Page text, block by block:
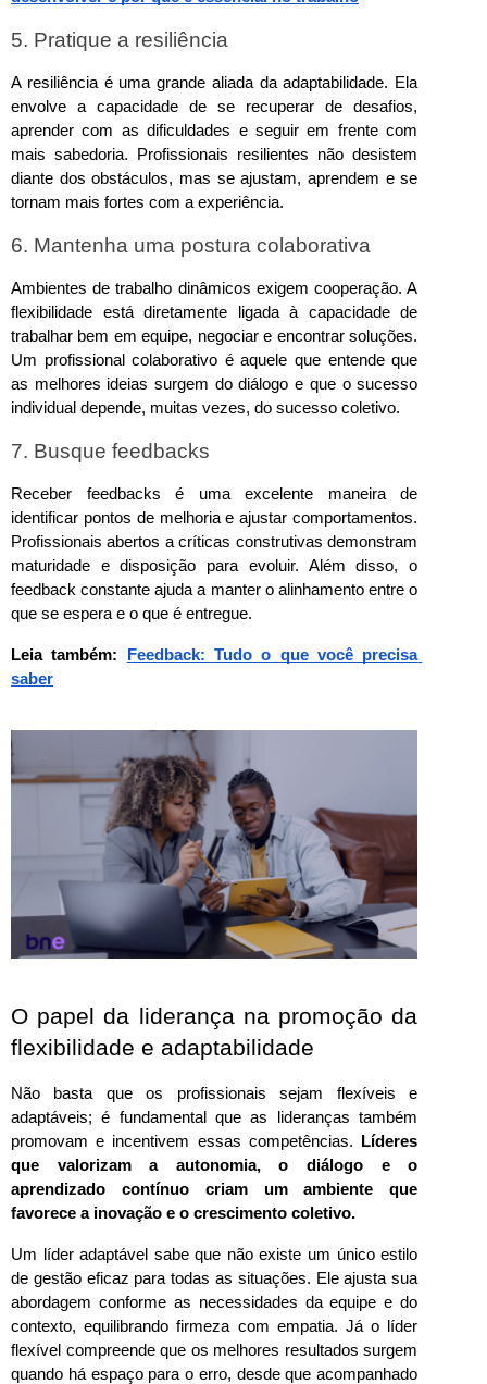
5. Pratique a resiliência
A resiliência é uma grande aliada da adaptabilidade. Ela
envolve a capacidade de se recuperar de desafios,
aprender com as dificuldades e seguir em frente com
mais sabedoria. Profissionais resilientes não desistem
diante dos obstáculos, mas se ajustam, aprendem e se
tornam mais fortes com a experiência.
6. Mantenha uma postura colaborativa
Ambientes de trabalho dinâmicos exigem cooperação. A
flexibilidade está diretamente ligada à capacidade de
trabalhar bem em equipe, negociar e encontrar soluções.
Um profissional colaborativo é aquele que entende que
as melhores ideias surgem do diálogo e que o sucesso
individual depende, muitas vezes, do sucesso coletivo.
7. Busque feedbacks
Receber feedbacks é uma excelente maneira de
identificar pontos de melhoria e ajustar comportamentos.
Profissionais abertos a críticas construtivas demonstram
maturidade e disposição para evoluir. Além disso, o
feedback constante ajuda a manter o alinhamento entre o
que se espera e o que é entregue.
Leia também:
Feedback: Tudo o que você precisa
saber
O papel da liderança na promoção da
flexibilidade e adaptabilidade
Não basta que os profissionais sejam flexíveis e
adaptáveis; é fundamental que as lideranças também
promovam e incentivem essas competências.
Líderes
que valorizam a autonomia, o diálogo e o
aprendizado contínuo criam um ambiente que
favorece a inovação e o crescimento coletivo.
Um líder adaptável sabe que não existe um único estilo
de gestão eficaz para todas as situações. Ele ajusta sua
abordagem conforme as necessidades da equipe e do
contexto, equilibrando firmeza com empatia. Já o líder
flexível compreende que os melhores resultados surgem
quando há espaço para o erro, desde que acompanhado